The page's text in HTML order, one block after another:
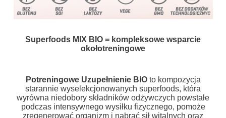
Superfoods MIX BIO = kompleksowe wsparcie
okołotreningowe
Potreningowe Uzupełnienie BIO to kompozycja
starannie wyselekcjonowanych superfoods, która
wyrówna niedobory składników odżywczych powstałe
podczas intensywnego wysiłku fizycznego, pomoże
zregenerować organizm i nabrać sił witalnych oraz